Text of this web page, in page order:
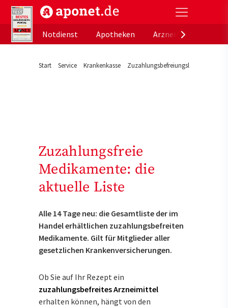
aponet.de - Das offizielle Gesundheitsportal der
Notdienst
Apotheken
Start Service Krankenkasse Zuzahlungsbefreiungsliste für
Zuzahlungsfreie
Medikamente: die
aktuelle Liste
Alle 14 Tage neu: die Gesamtliste der im
Handel erhältlichen zuzahlungsbefreiten
Medikamente. Gilt für Mitglieder aller
gesetzlichen Krankenversicherungen.
Ob Sie auf Ihr Rezept ein
zuzahlungsbefreites Arzneimittel
erhalten können, hängt von den